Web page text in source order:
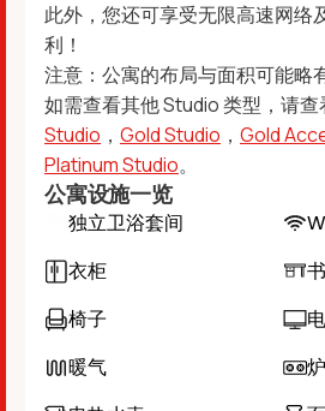
此外，您还可享受无限高速网络
利！
注意：公寓的布局与面积可能略
如需查看其他 Studio 类型，请查
Studio ， Gold Studio ， Gold
Platinum Studio。
公寓设施一览
独立卫浴套间
衣柜
椅子
暖气